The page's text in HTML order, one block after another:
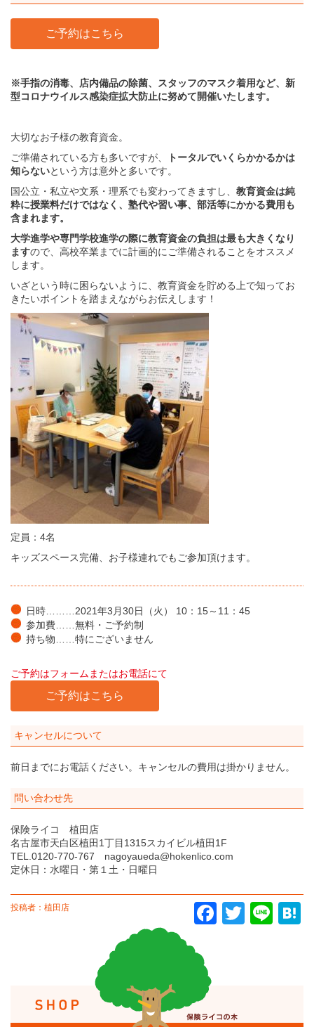
ご予約はこちら
※手指の消毒、店内備品の除菌、スタッフのマスク着用など、新
型コロナウイルス感染症拡大防止に努めて開催いたします。
大切なお子様の教育資金。
ご準備されている方も多いですが、
トータルでいくらかかるかは
知らないという方は意外と多いです。
国公立・私立や文系・理系でも変わってきますし、 教育資金は純
粋に授業料だけではなく、塾代や習い事、部活等にかかる費用も
含まれます。
大学進学や専門学校進学の際に教育資金の負担は最も大きくなり
ますので、高校卒業までに計画的にご準備されることをオススメ
します。
いざという時に困らないように、教育資金を貯める上で知ってお
きたいポイントを踏まえながらお伝えします！
定員：4名
キッズスペース完備、お子様連れでもご参加頂けます。
日時………2021年3月30日（火） 10：15～11：45
参加費……無料・ご予約制
持ち物……特にございません
ご予約はフォームまたはお電話にて
ご予約はこちら
キャンセルについて
前日までにお電話ください。キャンセルの費用は掛かりません。
問い合わせ先
保険ライコ 植田店
名古屋市天白区植田1丁目1315スカイビル植田1F
TEL.0120-770-767 nagoyaueda@hokenlico.com
定休日：水曜日・第１土・日曜日
投稿者：植田店
FacebookTwitter Line